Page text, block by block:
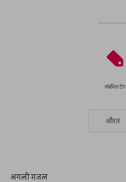
संबंधित टैग
औरत
अगली ग़ज़ल